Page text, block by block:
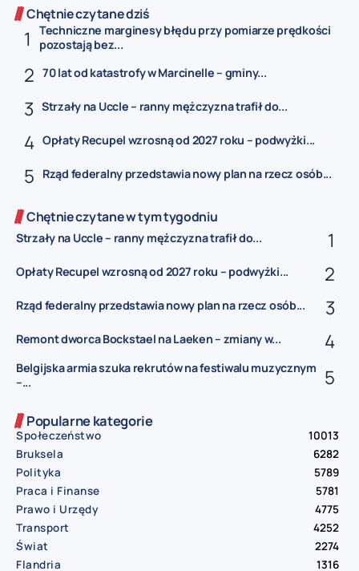
Chętnie czytane dziś
Techniczne marginesy błędu przy pomiarze prędkości
pozostają bez...
70 lat od katastrofy w Marcinelle – gminy...
Strzały na Uccle – ranny mężczyzna trafił do...
Opłaty Recupel wzrosną od 2027 roku – podwyżki...
Rząd federalny przedstawia nowy plan na rzecz osób...
Chętnie czytane w tym tygodniu
Strzały na Uccle – ranny mężczyzna trafił do...
Opłaty Recupel wzrosną od 2027 roku – podwyżki...
Rząd federalny przedstawia nowy plan na rzecz osób...
Remont dworca Bockstael na Laeken – zmiany w...
Belgijska armia szuka rekrutów na festiwalu muzycznym
–...
Popularne kategorie
Społeczeństwo
10013
Bruksela
6282
Polityka
5789
Praca i Finanse
5781
Prawo i Urzędy
4775
Transport
4252
Świat
2274
Flandria
1316